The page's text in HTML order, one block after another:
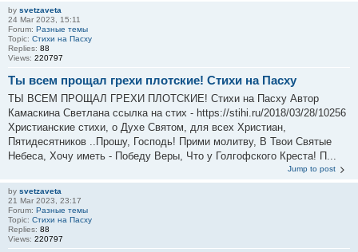
by svetzaveta
24 Mar 2023, 15:11
Forum: Разные темы
Topic: Стихи на Пасху
Replies: 88
Views: 220797
Ты всем прощал грехи плотские! Стихи на Пасху
ТЫ ВСЕМ ПРОЩАЛ ГРЕХИ ПЛОТСКИЕ! Стихи на Пасху Автор
Камаскина Светлана ссылка на стих - https://stihi.ru/2018/03/28/10256
Христианские стихи, о Духе Святом, для всех Христиан,
Пятидесятников ..Прошу, Господь! Прими молитву, В Твои Святые
Небеса, Хочу иметь - Победу Веры, Что у Голгофского Креста! П...
Jump to post
by svetzaveta
21 Mar 2023, 23:17
Forum: Разные темы
Topic: Стихи на Пасху
Replies: 88
Views: 220797